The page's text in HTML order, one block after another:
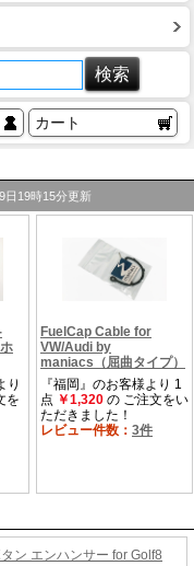
カート